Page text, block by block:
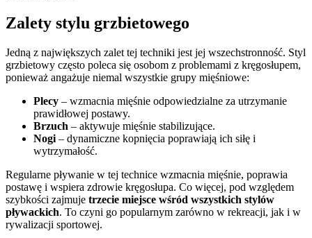
Zalety stylu grzbietowego
Jedną z największych zalet tej techniki jest jej wszechstronność. Styl
grzbietowy często poleca się osobom z problemami z kręgosłupem,
ponieważ angażuje niemal wszystkie grupy mięśniowe:
Plecy – wzmacnia mięśnie odpowiedzialne za utrzymanie
prawidłowej postawy.
Brzuch – aktywuje mięśnie stabilizujące.
Nogi – dynamiczne kopnięcia poprawiają ich siłę i
wytrzymałość.
Regularne pływanie w tej technice wzmacnia mięśnie, poprawia
postawę i wspiera zdrowie kręgosłupa. Co więcej, pod względem
szybkości zajmuje trzecie miejsce wśród wszystkich stylów
pływackich. To czyni go popularnym zarówno w rekreacji, jak i w
rywalizacji sportowej.